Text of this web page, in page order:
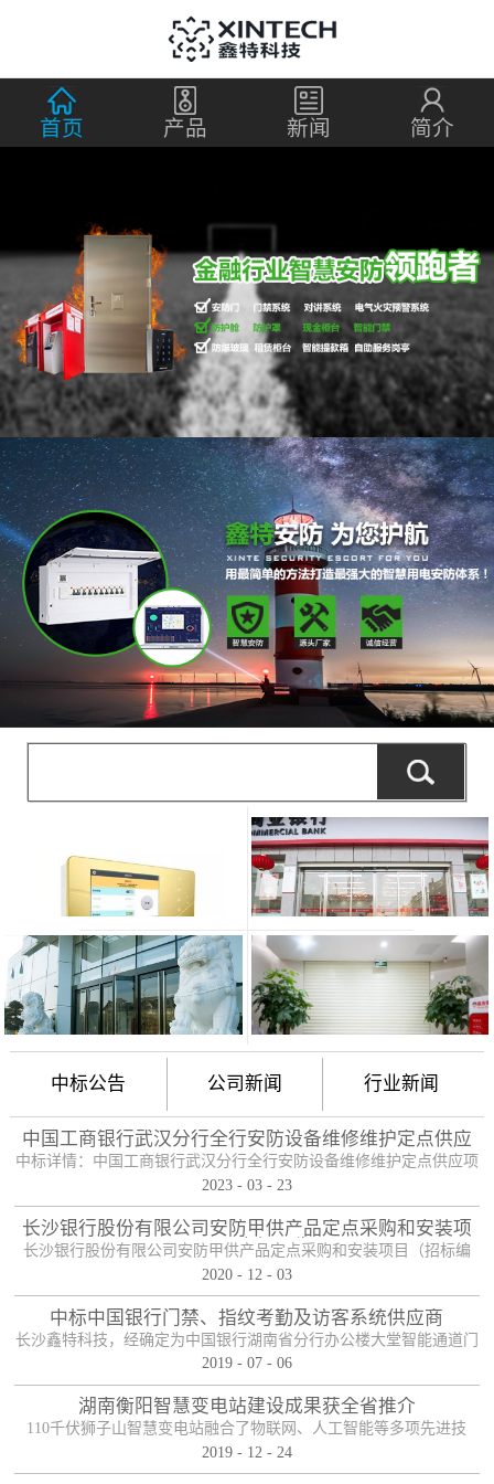
首页 产品 新闻 简介
中标公告 公司新闻 行业新闻
中国工商银行武汉分行全行安防设备维修维护定点供应
项目
中标详情：中国工商银行武汉分行全行安防设备维修维护定点供应项
目（项目编号：HBZTH-FW-2022-106），于2023年2月3日以公开招
定贵单位为本项目2包的入围供应商。中标产品：防护舱
2023 - 03 - 23
长沙银行股份有限公司安防甲供产品定点采购和安装项
目——中标公告
长沙银行股份有限公司安防甲供产品定点采购和安装项目（招标编
号：0646-204HNGL500）评标工作已经结束，经评标委员会认真评
的中标人。包一采购内容为：1、甲级木质防火门；2、防尾随联动互
锁安全门；3、自助银行安全防护门；4、甲级防盗安全门（优质
钢）；5、钢化玻璃自动感应门、防砸玻璃自动感应，和电机；6、银
行专用防盗卷帘门（含电机、控...
2020 - 12 - 03
中标中国银行门禁、指纹考勤及访客系统供应商
长沙鑫特科技，经确定为中国银行湖南省分行办公楼大堂智能通道门
禁、指纹考勤、访客系统采购项目供应商。门禁指纹考勤系统
2019 - 07 - 06
湖南衡阳智慧变电站建设成果获全省推介
110千伏狮子山智慧变电站融合了物联网、人工智能等多项先进技
术，是设备侧电力物联网建设在专业领域的最佳实践。”近日，国网
2019 - 12 - 24